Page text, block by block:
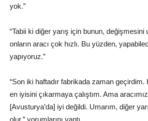
yok.”
“Tabii ki diğer yarış için bunun,
onların aracı çok hızlı. Bu yüzden,
yapıyoruz.”
“Son iki haftadır fabrikada zaman
en iyisini çıkarmaya çalıştım. Ama
[Avusturya’da] iyi değildi. Umarım, diğer